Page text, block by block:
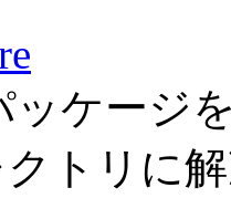
ッケージ
トリに